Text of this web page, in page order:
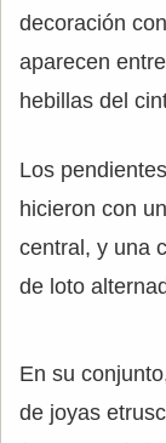
decoración
aparecen
hebillas del
Los
hicieron con
central, y una
de loto
En su
de joyas